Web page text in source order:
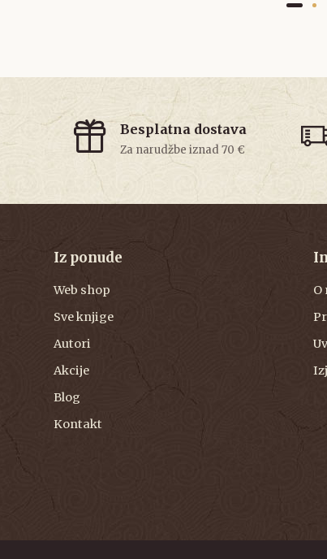
Besplatna dostava
Za narudžbe iznad 70 €
Iz ponude
Web shop
Sve knjige
Autori
Akcije
Blog
Kontakt
O